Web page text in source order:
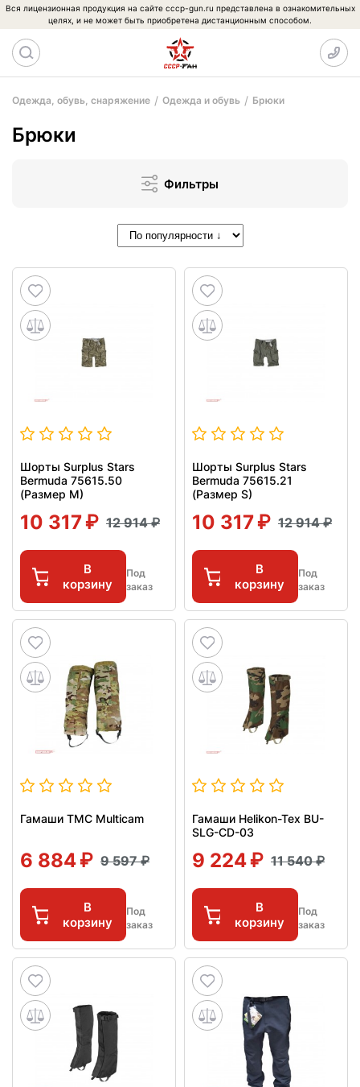
Вся лицензионная продукция на сайте cccp-gun.ru представлена в ознакомительных
целях, и не может быть приобретена дистанционным способом.
Одежда, обувь, снаряжение Одежда и обувь Брюки
Брюки
Фильтры
Шорты Surplus Stars
Bermuda 75615.50
(Размер M)
10 317 12 914
В
корзину
Под
заказ
Шорты Surplus Stars
Bermuda 75615.21
(Размер S)
10 317 12 914
В
корзину
Под
заказ
Гамаши TMC Multicam
6 884 9 597
В
корзину
Под
заказ
Гамаши Helikon-Tex BU-
SLG-CD-03
9 224 11 540
В
корзину
Под
заказ